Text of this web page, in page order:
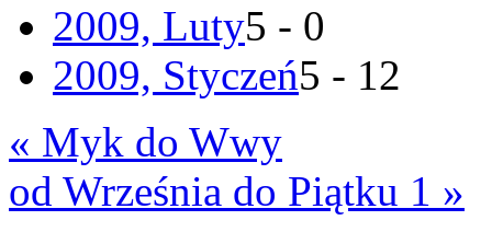
2009, Luty5 - 0
2009, Styczeń5 - 12
« Myk do Wwy
od Września do Piątku 1 »